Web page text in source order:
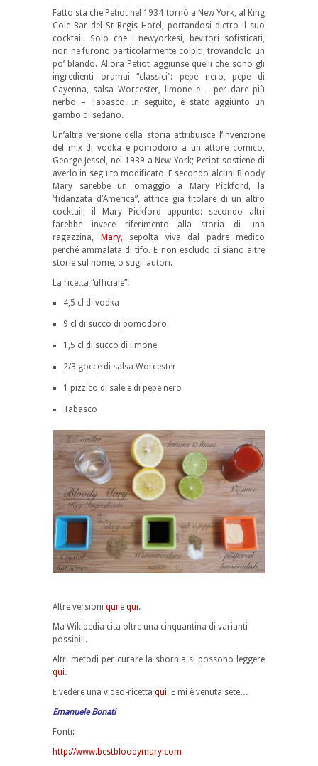
Fatto sta che Petiot nel 1934 tornò a New York, al King
Cole Bar del St Regis Hotel, portandosi dietro il suo
cocktail. Solo che i newyorkesi, bevitori sofisticati,
non ne furono particolarmente colpiti, trovandolo un
po’ blando. Allora Petiot aggiunse quelli che sono gli
ingredienti oramai “classici”: pepe nero, pepe di
Cayenna, salsa Worcester, limone e – per dare più
nerbo – Tabasco. In seguito, è stato aggiunto un
gambo di sedano.
Un’altra versione della storia attribuisce l’invenzione
del mix di vodka e pomodoro a un attore comico,
George Jessel, nel 1939 a New York; Petiot sostiene di
averlo in seguito modificato. E secondo alcuni Bloody
Mary sarebbe un omaggio a Mary Pickford, la
“fidanzata d’America”, attrice già titolare di un altro
cocktail, il Mary Pickford appunto: secondo altri
farebbe invece riferimento alla storia di una
ragazzina,
Mary, sepolta viva dal padre medico
perché ammalata di tifo. E non escludo ci siano altre
storie sul nome, o sugli autori.
La ricetta “ufficiale”:
4,5 cl di vodka
9 cl di succo di pomodoro
1,5 cl di succo di limone
2/3 gocce di salsa Worcester
1 pizzico di sale e di pepe nero
Tabasco
Altre versioni qui e qui.
Ma Wikipedia cita oltre una cinquantina di varianti
possibili.
Altri metodi per curare la sbornia si possono leggere
qui.
E vedere una video-ricetta qui. E mi è venuta sete…
Emanuele Bonati
Fonti:
http://www.bestbloodymary.com